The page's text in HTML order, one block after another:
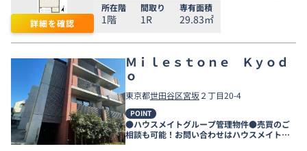
詳細を確認
所在階
1階
間取り
1R
専有面積
29.83㎡
Ｍｉｌｅｓｔｏｎｅ Ｋｙｏｄ
ｏ
東京都世田谷区宮坂２丁目20-4
POINT
●ハウスメイトグループ管理物件●売買のご
相談も可能！お問い合わせはハウスメイトシ
ョップ下北沢店まで●